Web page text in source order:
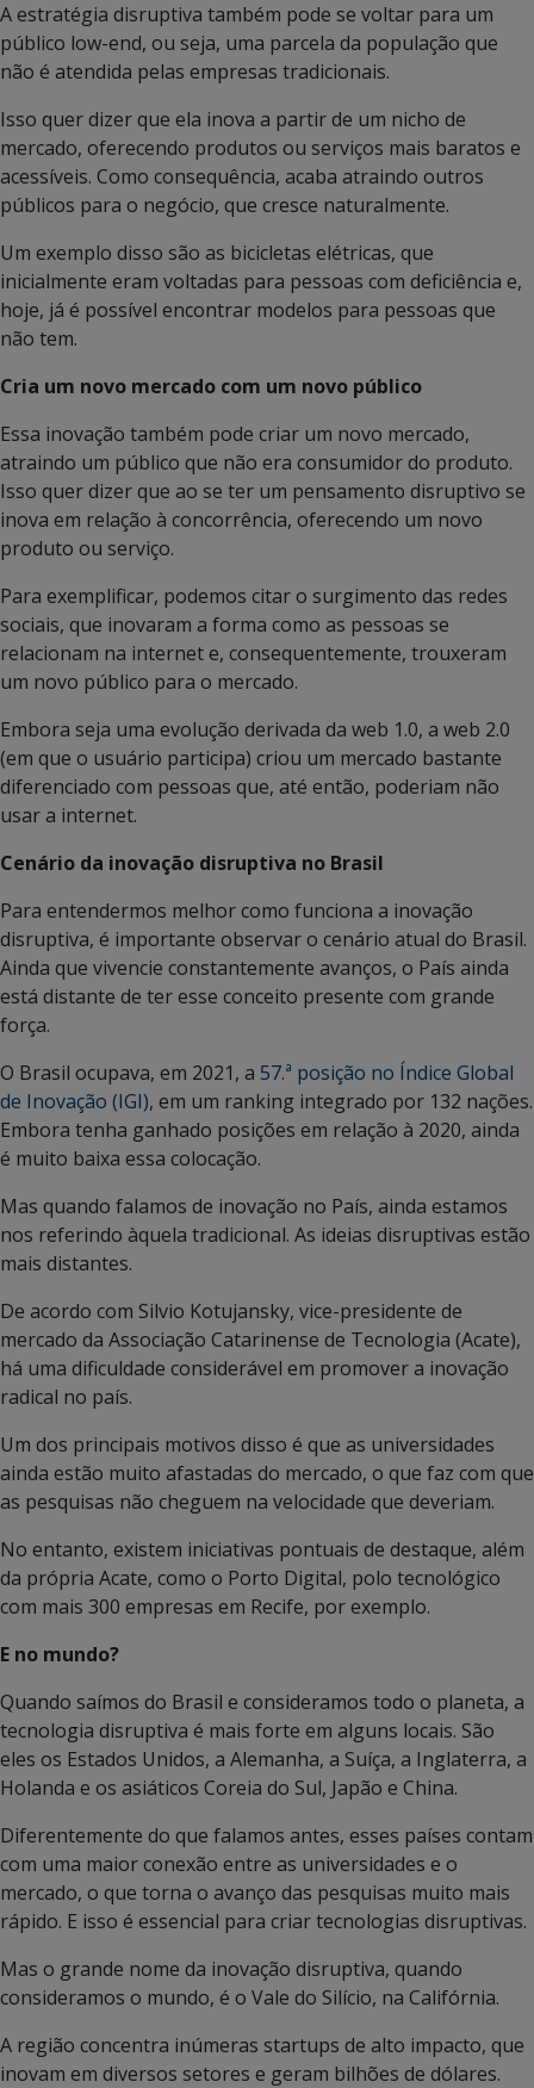
A estratégia disruptiva também pode se voltar para um
público low-end, ou seja, uma parcela da população que
não é atendida pelas empresas tradicionais.
Isso quer dizer que ela inova a partir de um nicho de
mercado, oferecendo produtos ou serviços mais baratos e
acessíveis. Como consequência, acaba atraindo outros
públicos para o negócio, que cresce naturalmente.
Um exemplo disso são as bicicletas elétricas, que
inicialmente eram voltadas para pessoas com deficiência e,
hoje, já é possível encontrar modelos para pessoas que
não tem.
Cria um novo mercado com um novo público
Essa inovação também pode criar um novo mercado,
atraindo um público que não era consumidor do produto.
Isso quer dizer que ao se ter um pensamento disruptivo se
inova em relação à concorrência, oferecendo um novo
produto ou serviço.
Para exemplificar, podemos citar o surgimento das redes
sociais, que inovaram a forma como as pessoas se
relacionam na internet e, consequentemente, trouxeram
um novo público para o mercado.
Embora seja uma evolução derivada da web 1.0, a web 2.0
(em que o usuário participa) criou um mercado bastante
diferenciado com pessoas que, até então, poderiam não
usar a internet.
Cenário da inovação disruptiva no Brasil
Para entendermos melhor como funciona a inovação
disruptiva, é importante observar o cenário atual do Brasil.
Ainda que vivencie constantemente avanços, o País ainda
está distante de ter esse conceito presente com grande
força.
O Brasil ocupava, em 2021, a 57.ª posição no Índice Global
de Inovação (IGI), em um ranking integrado por 132 nações.
Embora tenha ganhado posições em relação à 2020, ainda
é muito baixa essa colocação.
Mas quando falamos de inovação no País, ainda estamos
nos referindo àquela tradicional. As ideias disruptivas estão
mais distantes.
De acordo com Silvio Kotujansky, vice-presidente de
mercado da Associação Catarinense de Tecnologia (Acate),
há uma dificuldade considerável em promover a inovação
radical no país.
Um dos principais motivos disso é que as universidades
ainda estão muito afastadas do mercado, o que faz com que
as pesquisas não cheguem na velocidade que deveriam.
No entanto, existem iniciativas pontuais de destaque, além
da própria Acate, como o Porto Digital, polo tecnológico
com mais 300 empresas em Recife, por exemplo.
E no mundo?
Quando saímos do Brasil e consideramos todo o planeta, a
tecnologia disruptiva é mais forte em alguns locais. São
eles os Estados Unidos, a Alemanha, a Suíça, a Inglaterra, a
Holanda e os asiáticos Coreia do Sul, Japão e China.
Diferentemente do que falamos antes, esses países contam
com uma maior conexão entre as universidades e o
mercado, o que torna o avanço das pesquisas muito mais
rápido. E isso é essencial para criar tecnologias disruptivas.
Mas o grande nome da inovação disruptiva, quando
consideramos o mundo, é o Vale do Silício, na Califórnia.
A região concentra inúmeras startups de alto impacto, que
inovam em diversos setores e geram bilhões de dólares.